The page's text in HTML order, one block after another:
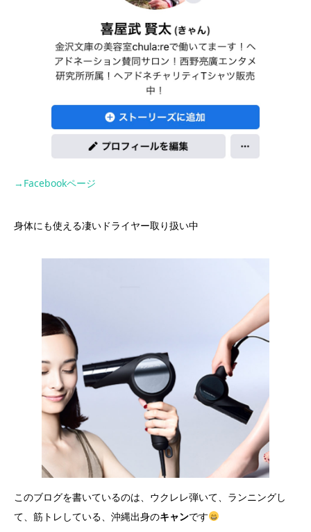
→Facebookページ
身体にも使える凄いドライヤー取り扱い中
このブログを書いているのは、ウクレレ弾いて、ランニングし
て、筋トレしている、沖縄出身のキャンです